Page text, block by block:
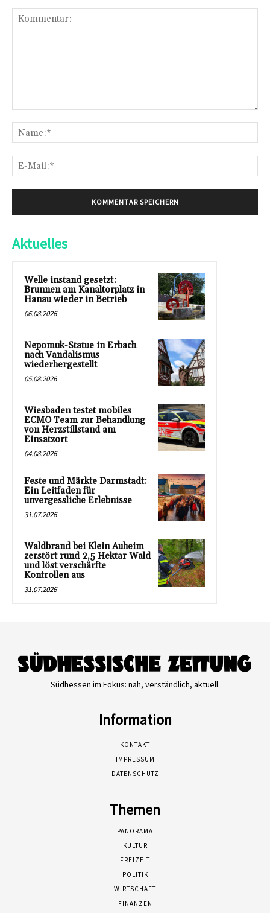
Aktuelles
Welle instand gesetzt:
Brunnen am Kanaltorplatz in
Hanau wieder in Betrieb
06.08.2026
Nepomuk-Statue in Erbach
nach Vandalismus
wiederhergestellt
05.08.2026
Wiesbaden testet mobiles
ECMO Team zur Behandlung
von Herzstillstand am
Einsatzort
04.08.2026
Feste und Märkte Darmstadt:
Ein Leitfaden für
unvergessliche Erlebnisse
31.07.2026
Waldbrand bei Klein Auheim
zerstört rund 2,5 Hektar Wald
und löst verschärfte
Kontrollen aus
31.07.2026
Südhessen im Fokus: nah, verständlich, aktuell.
Information
KONTAKT
IMPRESSUM
DATENSCHUTZ
Themen
PANORAMA
KULTUR
FREIZEIT
POLITIK
WIRTSCHAFT
FINANZEN